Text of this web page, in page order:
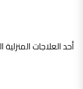
أحد العلاجات